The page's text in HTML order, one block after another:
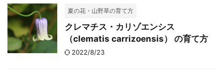
夏の花・山野草の育て方
クレマチス・カリゾエンシス
（clematis carrizoensis） の育て方
2022/8/23